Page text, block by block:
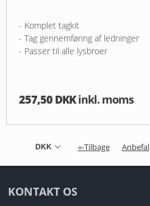
- Komplet tagkit
- Tag gennemføring af ledninger
- Passer til alle lysbroer
257,50 DKK inkl. moms
«-Tilbage Anbefal
KONTAKT OS